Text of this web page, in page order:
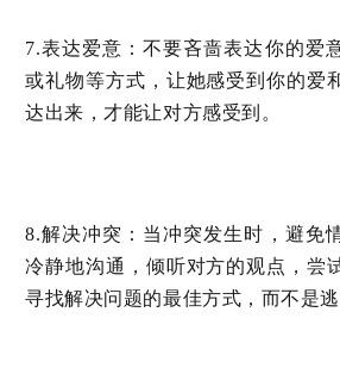
7.表达爱意 ：不要吝啬表达你的爱
或礼物等方式，让她感受到你的爱
达出来，才能让对方感受到。
8.解决冲突 ：当冲突发生时，避免
冷静地沟通，倾听对方的观点，尝
寻找解决问题的最佳方式，而不是逃